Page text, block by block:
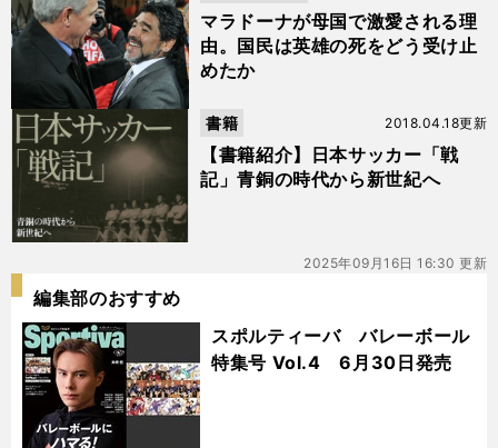
マラドーナが母国で激愛される理
由。国民は英雄の死をどう受け止
めたか
【書籍紹介】日本サッカー「戦
記」青銅の時代から新世紀へ
2018.04.18更新
書籍
2025年09月16日 16:30 更新
編集部のおすすめ
スポルティーバ バレーボール
特集号 Vol.4 6月30日発売